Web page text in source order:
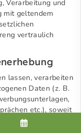
Verarbeitung und
mit geltendem
vertraulich
lassen, verarbeiten
Daten (z. B.
etc.), soweit
eines